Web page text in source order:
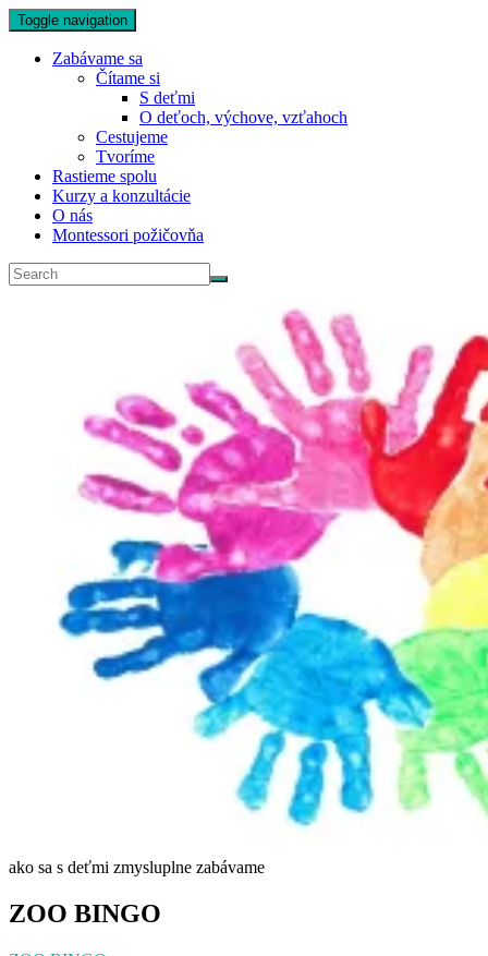
Toggle navigation
Zabávame sa
Čítame si
S deťmi
O deťoch, výchove, vzťahoch
Cestujeme
Tvoríme
Rastieme spolu
Kurzy a konzultácie
O nás
Montessori požičovňa
ako sa s deťmi zmysluplne zabávame
ZOO BINGO